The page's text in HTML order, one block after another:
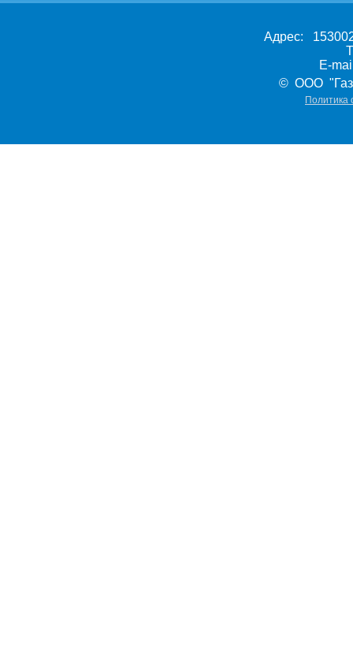
Адрес:
E-
© ООО
Политика